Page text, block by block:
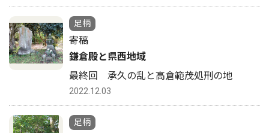
足柄
寄稿
鎌倉殿と県西地域
最終回 承久の乱と高倉範茂処刑の地
2022.12.03
足柄